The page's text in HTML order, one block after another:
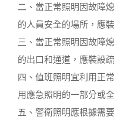
二、當正常照明因故障
的人員安全的場所，應
三、當正常照明因故障
的出口和通道，應裝設
四、值班照明宜利用正
用應急照明的一部分或
五、警衛照明應根據需